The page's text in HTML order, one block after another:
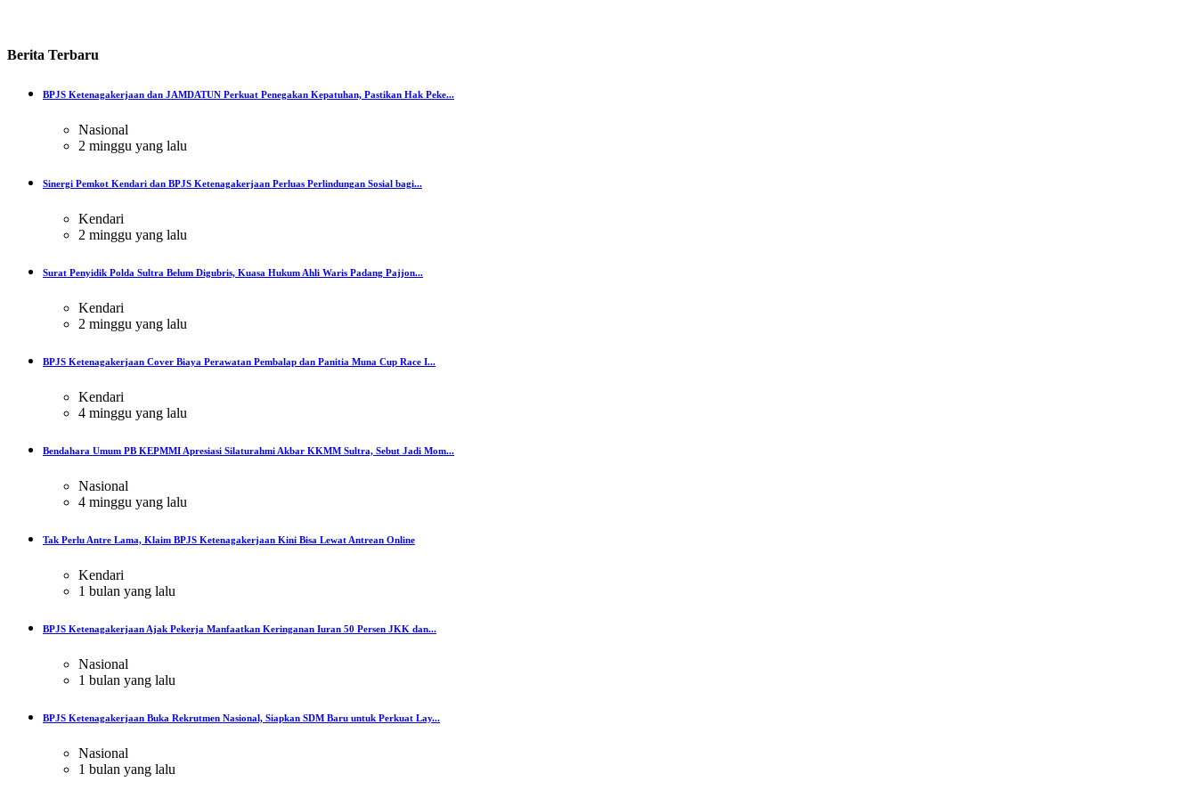
Berita Terbaru
BPJS Ketenagakerjaan dan JAMDATUN Perkuat Penegakan Kepatuhan, Pastikan Hak Peke...
Nasional
2 minggu yang lalu
Sinergi Pemkot Kendari dan BPJS Ketenagakerjaan Perluas Perlindungan Sosial bagi...
Kendari
2 minggu yang lalu
Surat Penyidik Polda Sultra Belum Digubris, Kuasa Hukum Ahli Waris Padang Pajjon...
Kendari
2 minggu yang lalu
BPJS Ketenagakerjaan Cover Biaya Perawatan Pembalap dan Panitia Muna Cup Race I...
Kendari
4 minggu yang lalu
Bendahara Umum PB KEPMMI Apresiasi Silaturahmi Akbar KKMM Sultra, Sebut Jadi Mom...
Nasional
4 minggu yang lalu
Tak Perlu Antre Lama, Klaim BPJS Ketenagakerjaan Kini Bisa Lewat Antrean Online
Kendari
1 bulan yang lalu
BPJS Ketenagakerjaan Ajak Pekerja Manfaatkan Keringanan Iuran 50 Persen JKK dan...
Nasional
1 bulan yang lalu
BPJS Ketenagakerjaan Buka Rekrutmen Nasional, Siapkan SDM Baru untuk Perkuat Lay...
Nasional
1 bulan yang lalu